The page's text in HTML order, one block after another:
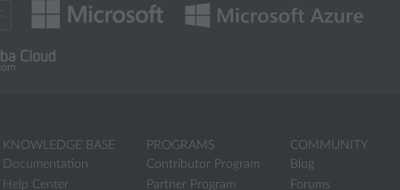
KNOWLEDGE BASE
Documentation
Help Center
PROGRAMS
Contributor Program
Partner Program
COMMUNITY
Blog
Forums